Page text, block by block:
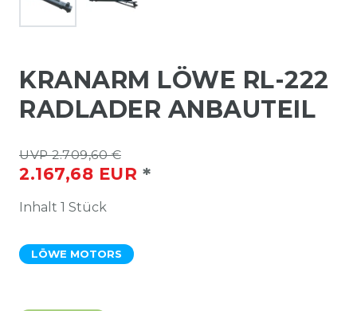
KRANARM LÖWE RL-222
RADLADER ANBAUTEIL
UVP 2.709,60 €
2.167,68 EUR *
Inhalt 1 Stück
LÖWE MOTORS